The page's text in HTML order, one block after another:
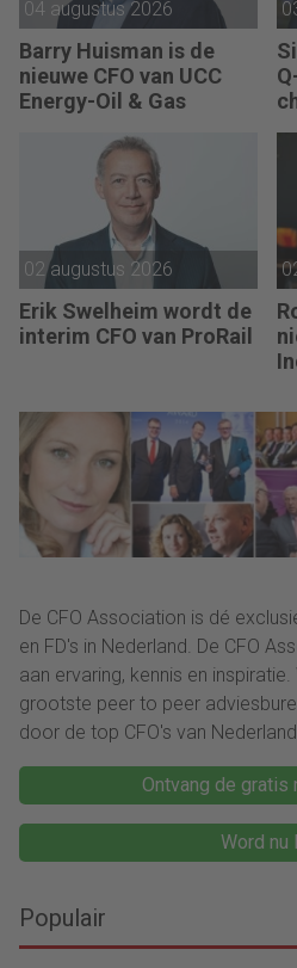
04 augustus 2026
Barry Huisman is de
nieuwe CFO van UCC
Energy-Oil & Gas
02 augustus 2026
Erik Swelheim wordt de
interim CFO van ProRail
De CFO Association is dé
en FD's in Nederland. De CFO
aan ervaring, kennis en inspiratie.
grootste peer to peer
door de top CFO's van Nederland.
Ontvang de
Word nu
Populair